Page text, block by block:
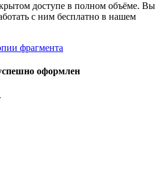
доступе в полном объёме. Вы
с ним бесплатно в нашем
фрагмента
оформлен